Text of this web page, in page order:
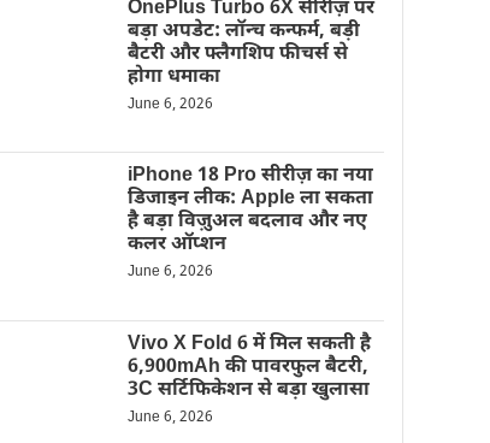
OnePlus Turbo 6X सीरीज़ पर
बड़ा अपडेट: लॉन्च कन्फर्म, बड़ी
बैटरी और फ्लैगशिप फीचर्स से
होगा धमाका
June 6, 2026
iPhone 18 Pro सीरीज़ का नया
डिजाइन लीक: Apple ला सकता
है बड़ा विज़ुअल बदलाव और नए
कलर ऑप्शन
June 6, 2026
Vivo X Fold 6 में मिल सकती है
6,900mAh की पावरफुल बैटरी,
3C सर्टिफिकेशन से बड़ा खुलासा
June 6, 2026